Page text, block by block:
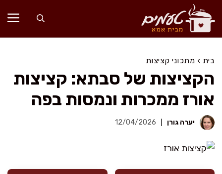
לדלג
לתוכן
בית › מתכוני קציצות
הקציצות של סבתא: קציצות
אורז ממכרות ונמסות בפה
יערה גורן 12/04/2026